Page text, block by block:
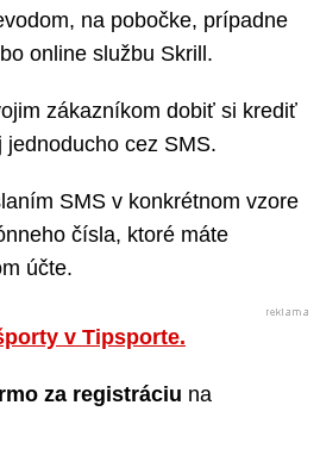
na pobočke, prípadne
online službu Skrill.
zákazníkom dobiť si krediť
cez SMS.
SMS v konkrétnom vzore
čísla, ktoré máte
účte.
v Tipsporte.
za registráciu na